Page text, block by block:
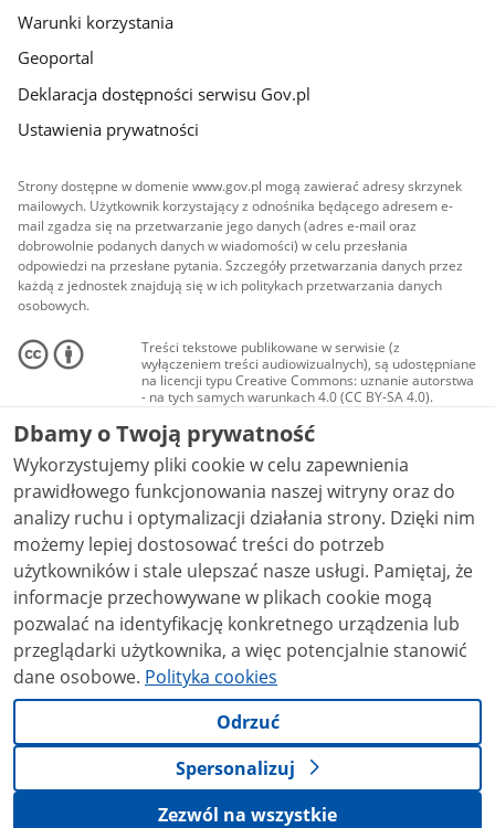
Warunki korzystania
Geoportal
Deklaracja dostępności serwisu Gov.pl
Ustawienia prywatności
Strony dostępne w domenie www.gov.pl mogą zawierać adresy skrzynek
mailowych. Użytkownik korzystający z odnośnika będącego adresem e-
mail zgadza się na przetwarzanie jego danych (adres e-mail oraz
dobrowolnie podanych danych w wiadomości) w celu przesłania
odpowiedzi na przesłane pytania. Szczegóły przetwarzania danych przez
każdą z jednostek znajdują się w ich politykach przetwarzania danych
osobowych.
Treści tekstowe publikowane w serwisie (z
wyłączeniem treści audiowizualnych), są udostępniane
na licencji typu Creative Commons: uznanie autorstwa
- na tych samych warunkach 4.0 (CC BY-SA 4.0).
Materiały audiowizualne, w tym zdjęcia, materiały
audio i wideo, są udostępniane na licencji typu
Creative Commons: uznanie autorstwa użycie
niekomercyjne - bez utworów zależnych 4.0 (CC BY-
NC-ND 4.0), o ile nie jest to stwierdzone inaczej.
Dbamy o Twoją prywatność
Wykorzystujemy pliki cookie w celu zapewnienia
prawidłowego funkcjonowania naszej witryny oraz do
analizy ruchu i optymalizacji działania strony. Dzięki nim
możemy lepiej dostosować treści do potrzeb
użytkowników i stale ulepszać nasze usługi. Pamiętaj, że
informacje przechowywane w plikach cookie mogą
pozwalać na identyfikację konkretnego urządzenia lub
przeglądarki użytkownika, a więc potencjalnie stanowić
dane osobowe. Polityka cookies
Odrzuć
Spersonalizuj
Zezwól na wszystkie